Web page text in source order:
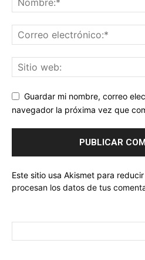
Guardar mi nombre, correo
navegador la próxima vez que
Este sitio usa Akismet para
procesan los datos de tus